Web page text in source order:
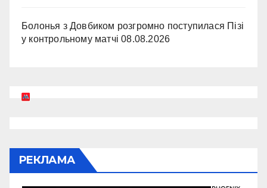
Болонья з Довбиком розгромно поступилася Пізі
у контрольному матчі 08.08.2026
РЕКЛАМА